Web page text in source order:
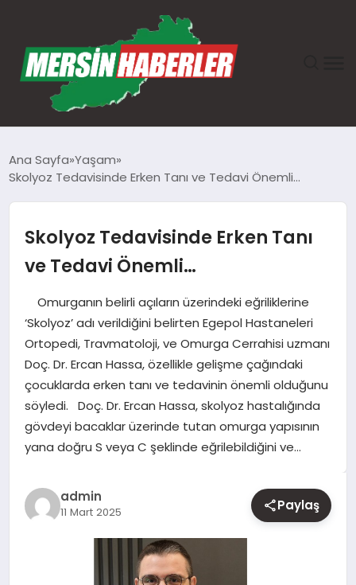
GÜNDEM
EKONOMI
SAĞLIK
TEKNOLOJI
SPOR
YAŞAM
EĞITIM
Ana Sayfa Yaşam
Skolyoz Tedavisinde Erken Tanı ve Tedavi Önemli…
Skolyoz Tedavisinde Erken Tanı
ve Tedavi Önemli…
Omurganın belirli açıların üzerindeki eğriliklerine
‘Skolyoz’ adı verildiğini belirten Egepol Hastaneleri
Ortopedi, Travmatoloji, ve Omurga Cerrahisi uzmanı
Doç. Dr. Ercan Hassa, özellikle gelişme çağındaki
çocuklarda erken tanı ve tedavinin önemli olduğunu
söyledi. Doç. Dr. Ercan Hassa, skolyoz hastalığında
gövdeyi bacaklar üzerinde tutan omurga yapısının
yana doğru S veya C şeklinde eğrilebildiğini ve…
admin
11 Mart 2025 Paylaş